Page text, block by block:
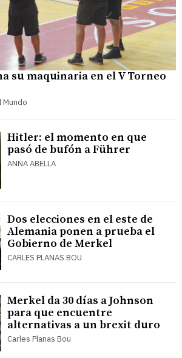
su maquinaria en el V Torneo
Mundo
Hitler: el momento en que
pasó de bufón a Führer
ANNA ABELLA
Dos elecciones en el este de
Alemania ponen a prueba el
Gobierno de Merkel
CARLES PLANAS BOU
Merkel da 30 días a Johnson
para que encuentre
alternativas a un brexit duro
Carles Planas Bou